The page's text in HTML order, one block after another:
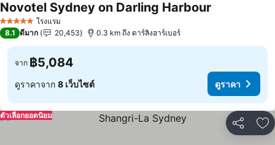
5 ดาว โรงแรม
Novotel Sydney on Darling Harbour
8.1 ดีมาก 20,453 0.3 km ถึง ดาร์ลิงฮาร์เบอร์
จาก ฿5,084
ดูราคาจาก 8 เว็บไซต์ ดูราคา
แชร์ เ
ตัวเลือกยอดนิยม